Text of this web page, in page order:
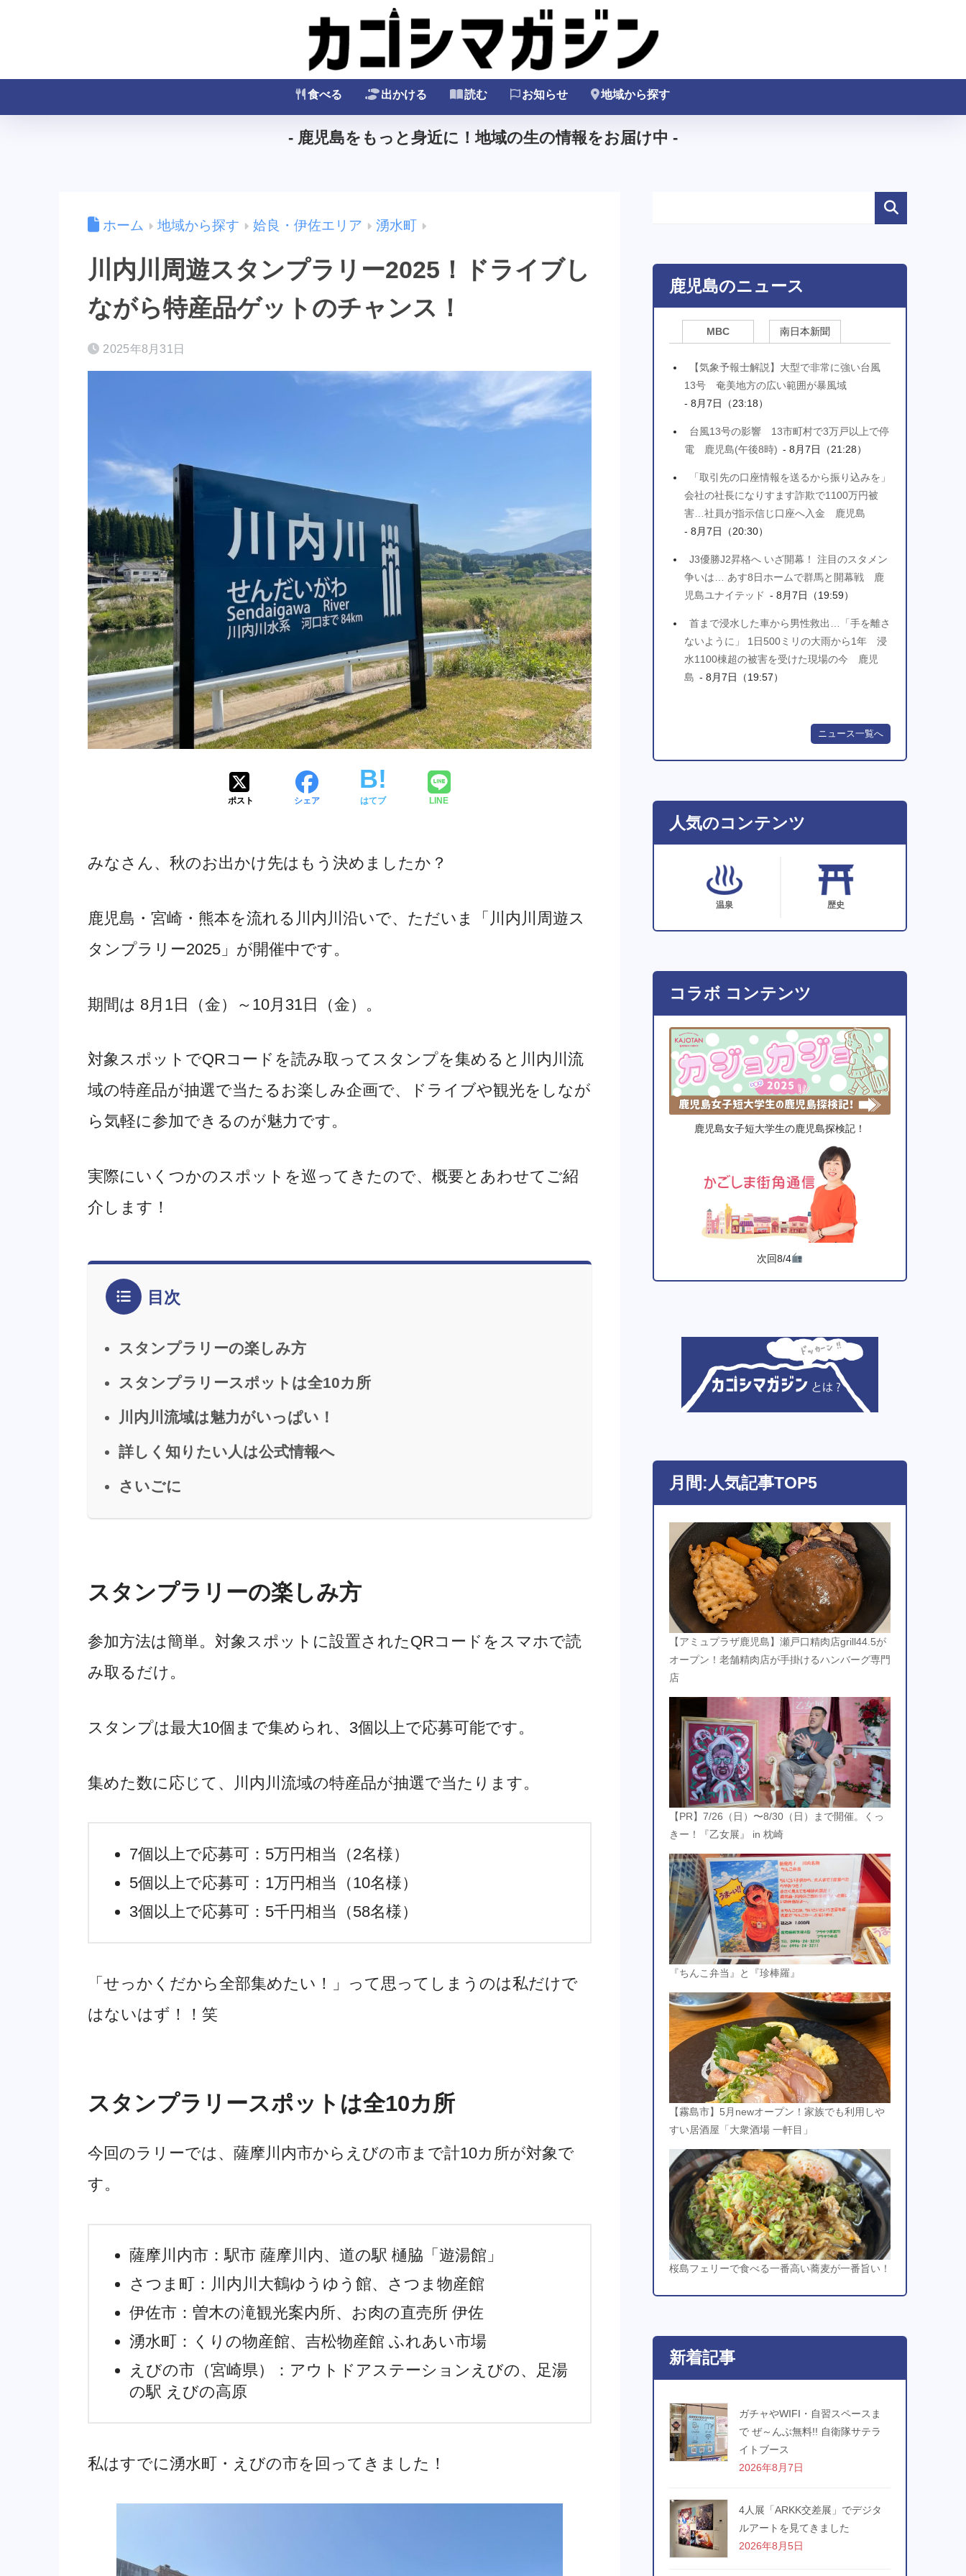
食べる 出かける 読む お知らせ 地域から探す
- 鹿児島をもっと身近に！地域の生の情報をお届け中 -
ホーム 地域から探す 姶良・伊佐エリア 湧水町
川内川周遊スタンプラリー2025！ドライブし
ながら特産品ゲットのチャンス！
2025年8月31日
ポスト シェア はてブ LINE
みなさん、秋のお出かけ先はもう決めましたか？
鹿児島・宮崎・熊本を流れる川内川沿いで、ただいま「川内川周遊ス
タンプラリー2025」が開催中です。
期間は 8月1日（金）～10月31日（金）。
対象スポットでQRコードを読み取ってスタンプを集めると川内川流
域の特産品が抽選で当たるお楽しみ企画で、ドライブや観光をしなが
ら気軽に参加できるのが魅力です。
実際にいくつかのスポットを巡ってきたので、概要とあわせてご紹
介します！
目次
スタンプラリーの楽しみ方
スタンプラリースポットは全10カ所
川内川流域は魅力がいっぱい！
詳しく知りたい人は公式情報へ
さいごに
スタンプラリーの楽しみ方
参加方法は簡単。対象スポットに設置されたQRコードをスマホで読
み取るだけ。
スタンプは最大10個まで集められ、3個以上で応募可能です。
集めた数に応じて、川内川流域の特産品が抽選で当たります。
7個以上で応募可：5万円相当（2名様）
5個以上で応募可：1万円相当（10名様）
3個以上で応募可：5千円相当（58名様）
「せっかくだから全部集めたい！」って思ってしまうのは私だけで
はないはず！！笑
スタンプラリースポットは全10カ所
今回のラリーでは、薩摩川内市からえびの市まで計10カ所が対象で
す。
薩摩川内市：駅市 薩摩川内、道の駅 樋脇「遊湯館」
さつま町：川内川大鶴ゆうゆう館、さつま物産館
伊佐市：曽木の滝観光案内所、お肉の直売所 伊佐
湧水町：くりの物産館、吉松物産館 ふれあい市場
えびの市（宮崎県）：アウトドアステーションえびの、足湯
の駅 えびの高原
私はすでに湧水町・えびの市を回ってきました！
鹿児島のニュース
MBC 南日本新聞
【気象予報士解説】大型で非常に強い台風
13号 奄美地方の広い範囲が暴風域
- 8月7日（23:18）
台風13号の影響 13市町村で3万戸以上で停
電 鹿児島(午後8時) - 8月7日（21:28）
「取引先の口座情報を送るから振り込みを」
会社の社長になりすます詐欺で1100万円被
害…社員が指示信じ口座へ入金 鹿児島
- 8月7日（20:30）
J3優勝J2昇格へ いざ開幕！ 注目のスタメン
争いは… あす8日ホームで群馬と開幕戦 鹿
児島ユナイテッド - 8月7日（19:59）
首まで浸水した車から男性救出…「手を離さ
ないように」 1日500ミリの大雨から1年 浸
水1100棟超の被害を受けた現場の今 鹿児
島 - 8月7日（19:57）
ニュース一覧へ
人気のコンテンツ
温泉 歴史
コラボ コンテンツ
鹿児島女子短大学生の鹿児島探検記！
次回8/4
月間:人気記事TOP5
【アミュプラザ鹿児島】瀬戸口精肉店grill44.5が
オープン！老舗精肉店が手掛けるハンバーグ専門
店
【PR】7/26（日）〜8/30（日）まで開催。くっ
きー！『乙女展』 in 枕崎
『ちんこ弁当』と『珍棒羅』
【霧島市】5月newオープン！家族でも利用しや
すい居酒屋「大衆酒場 一軒目」
桜島フェリーで食べる一番高い蕎麦が一番旨い！
新着記事
ガチャやWIFI・自習スペースま
で ぜ～んぶ無料!! 自衛隊サテラ
イトブース
2026年8月7日
4人展「ARKK交差展」でデジタ
ルアートを見てきました
2026年8月5日